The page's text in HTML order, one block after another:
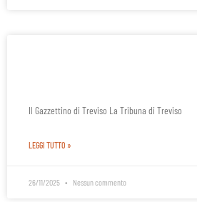
Il Gazzettino di Treviso La Tribuna di Treviso
LEGGI TUTTO »
26/11/2025 Nessun commento